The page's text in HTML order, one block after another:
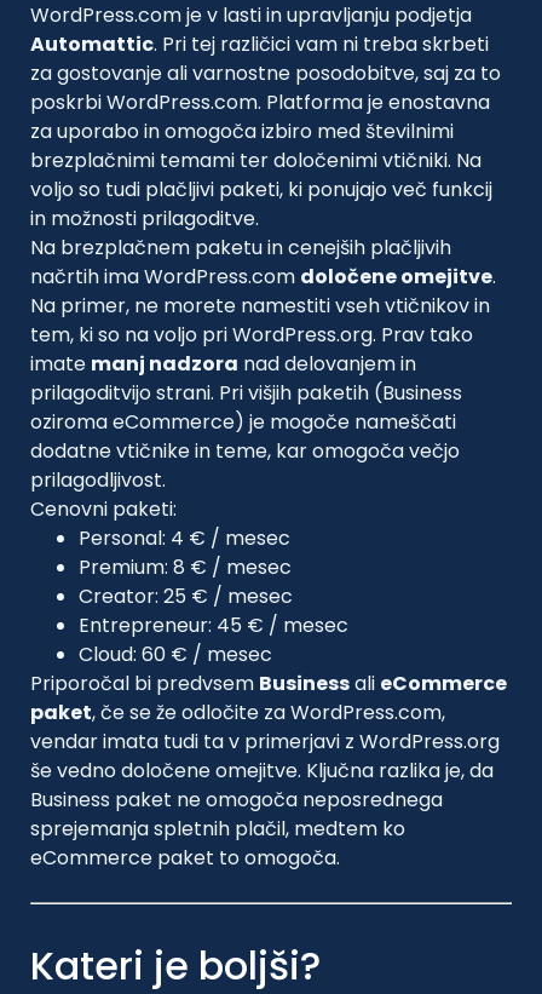
WordPress.com je v lasti in upravljanju podjetja
Automattic. Pri tej različici vam ni treba skrbeti
za gostovanje ali varnostne posodobitve, saj za to
poskrbi WordPress.com. Platforma je enostavna
za uporabo in omogoča izbiro med številnimi
brezplačnimi temami ter določenimi vtičniki. Na
voljo so tudi plačljivi paketi, ki ponujajo več funkcij
in možnosti prilagoditve.
Na brezplačnem paketu in cenejših plačljivih
načrtih ima WordPress.com določene omejitve.
Na primer, ne morete namestiti vseh vtičnikov in
tem, ki so na voljo pri WordPress.org. Prav tako
imate manj nadzora nad delovanjem in
prilagoditvijo strani. Pri višjih paketih (Business
oziroma eCommerce) je mogoče nameščati
dodatne vtičnike in teme, kar omogoča večjo
prilagodljivost.
Cenovni paketi:
Personal: 4 € / mesec
Premium: 8 € / mesec
Creator: 25 € / mesec
Entrepreneur: 45 € / mesec
Cloud: 60 € / mesec
Priporočal bi predvsem Businessali eCommerce
paket, če se že odločite za WordPress.com,
vendar imata tudi ta v primerjavi z WordPress.org
še vedno določene omejitve. Ključna razlika je, da
Business paket ne omogoča neposrednega
sprejemanja spletnih plačil, medtem ko
eCommerce paket to omogoča.
Kateri je boljši?